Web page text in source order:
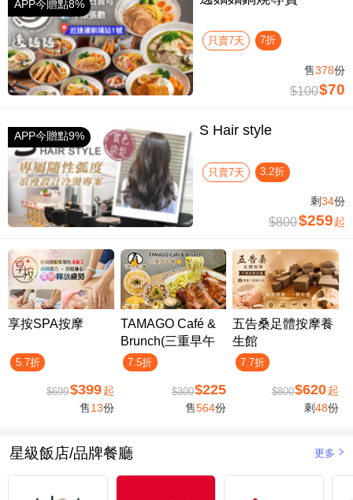
APP今贈點8%
只賣7天 7折
售378份
$100$70
APP今贈點9% S Hair style
只賣7天 3.2折
剩34份
$800$259 起
享按SPA按摩
5.7折
$699$399 起
售13份
TAMAGO Café &
Brunch(三重早午
餐)
7.5折
$300$225
售564份
五告桑足體按摩養
生館
7.7折
$800$620 起
剩48份
星級飯店/品牌餐廳 更多